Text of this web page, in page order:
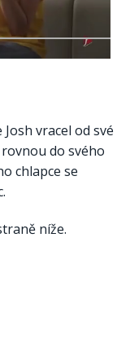
vracel od své
do svého
chlapce se
níže.